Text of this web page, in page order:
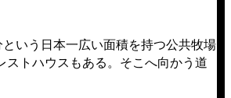
いう日本一広い面積を持つ公共牧場
ストハウスもある。そこへ向かう道